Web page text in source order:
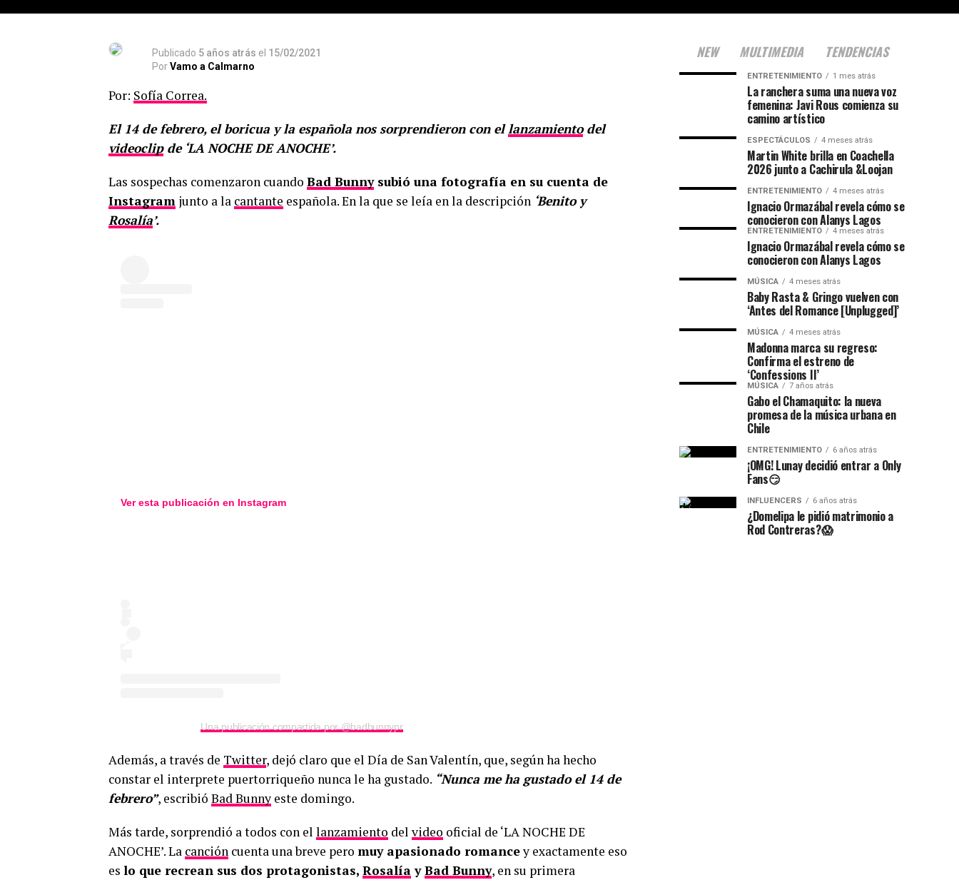
Publicado 5 años atrás el 15/02/2021
PorVamo a Calmarno
Por: Sofía Correa.
El 14 de febrero, el boricua y la española nos sorprendieron con ellanzamientodel
videoclipde ‘LA NOCHE DE ANOCHE’.
Las sospechas comenzaron cuando Bad Bunnysubió una fotografía en su cuenta de
Instagram junto a la cantante española. En la que se leía en la descripción ‘Benito y
Rosalía’.
Ver esta publicación en Instagram
Una publicación compartida por @badbunnypr
Además, a través de Twitter, dejó claro que el Día de San Valentín, que, según ha hecho
constar el interprete puertorriqueño nunca le ha gustado. “Nunca me ha gustado el 14 de
febrero”, escribió Bad Bunny este domingo.
Más tarde, sorprendió a todos con el lanzamiento del video oficial de ‘LA NOCHE DE
ANOCHE’. La canción cuenta una breve pero muy apasionado romancey exactamente eso
es lo que recrean sus dos protagonistas, RosalíayBad Bunny, en su primera
NEW MULTIMEDIA TENDENCIAS
ENTRETENIMIENTO 1 mes atrás
La ranchera suma una nueva voz
femenina: Javi Rous comienza su
camino artístico
ESPECTÁCULOS 4 meses atrás
Martin White brilla en Coachella
2026 junto a Cachirula &Loojan
ENTRETENIMIENTO 4 meses atrás
Ignacio Ormazábal revela cómo se
conocieron con Alanys Lagos
ENTRETENIMIENTO 4 meses atrás
Ignacio Ormazábal revela cómo se
conocieron con Alanys Lagos
MÚSICA 4 meses atrás
Baby Rasta & Gringo vuelven con
‘Antes del Romance [Unplugged]’
MÚSICA 4 meses atrás
Madonna marca su regreso:
Confirma el estreno de
‘Confessions II’
MÚSICA 7 años atrás
Gabo el Chamaquito: la nueva
promesa de la música urbana en
Chile
ENTRETENIMIENTO 6 años atrás
¡OMG! Lunay decidió entrar a Only
Fans😏
INFLUENCERS 6 años atrás
¿Domelipa le pidió matrimonio a
Rod Contreras?😱